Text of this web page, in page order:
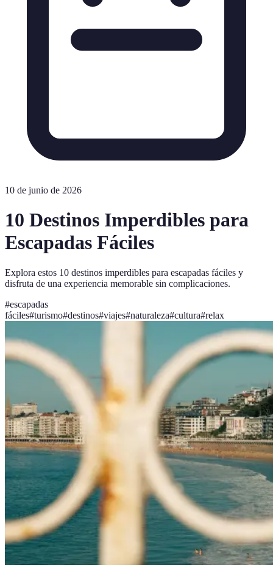
10 de junio de 2026
10 Destinos Imperdibles para
Escapadas Fáciles
Explora estos 10 destinos imperdibles para escapadas fáciles y
disfruta de una experiencia memorable sin complicaciones.
#escapadas
fáciles#turismo#destinos#viajes#naturaleza#cultura#relax